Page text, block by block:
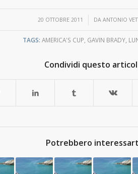
20 OTTOBRE 2011
/ DA ANTONIO
TAGS: AMERICA'S CUP GAVIN BRADY,
Condividi questo
Potrebbero